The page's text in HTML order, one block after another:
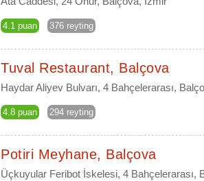
4.1 puan 376 reyting
Tuval Restaurant, Balçova
Haydar Aliyev Bulvarı, 4 Bahçelerarası,
4.8 puan 294 reyting
Potiri Meyhane, Balçova
Üçkuyular Feribot İskelesi, 4 Bahçelerarası,